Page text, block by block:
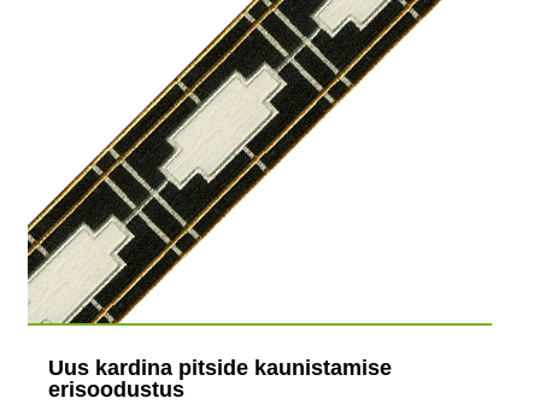
Uus kardina pitside kaunistamise
erisoodustus